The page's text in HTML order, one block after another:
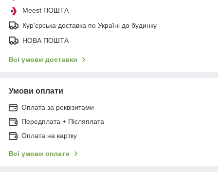
Meest ПОШТА
Кур'єрська доставка по Україні до будинку
НОВА ПОШТА
Всі умови доставки
Умови оплати
Оплата за реквізитами
Передплата + Післяплата
Оплата на картку
Всі умови оплати